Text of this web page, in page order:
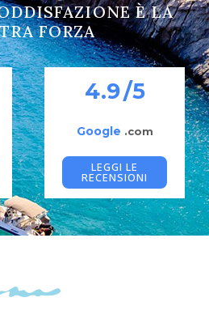
È LA
FORZA
4.9/5
Google .com
LEGGI LE
RECENSIONI